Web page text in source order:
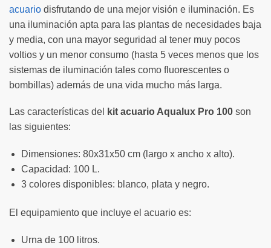
acuario disfrutando de una mejor visión e iluminación. Es
una iluminación apta para las plantas de necesidades baja
y media, con una mayor seguridad al tener muy pocos
voltios y un menor consumo (hasta 5 veces menos que los
sistemas de iluminación tales como fluorescentes o
bombillas) además de una vida mucho más larga.
Las características del kit acuario Aqualux Pro 100 son
las siguientes:
Dimensiones: 80x31x50 cm (largo x ancho x alto).
Capacidad: 100 L.
3 colores disponibles: blanco, plata y negro.
El equipamiento que incluye el acuario es:
Urna de 100 litros.